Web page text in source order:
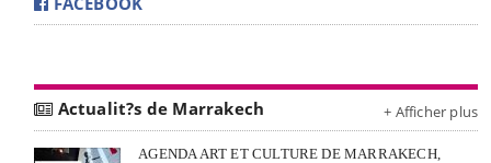
Actualit?s de Marrakech + Afficher plus
AGENDA ART ET CULTURE DE MARRAKECH,